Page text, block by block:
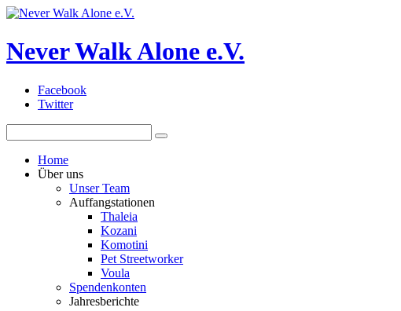
Never Walk Alone e.V.
Facebook
Twitter
Home
Über uns
Unser Team
Auffangstationen
Thaleia
Kozani
Komotini
Pet Streetworker
Voula
Spendenkonten
Jahresberichte